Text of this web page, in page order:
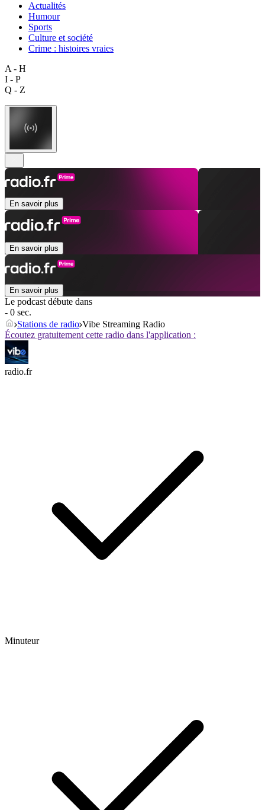
Actualités
Humour
Sports
Culture et société
Crime : histoires vraies
A - H
I - P
Q - Z
En savoir plus
En savoir plus
En savoir plus
Le podcast débute dans
- 0 sec.
Stations de radio Vibe Streaming Radio
Écoutez gratuitement cette radio dans l'application :
radio.fr
Minuteur